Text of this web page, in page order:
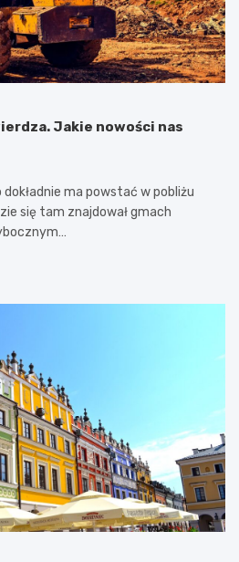
Jakie nowości nas
ma powstać w pobliżu
się tam znajdował gmach